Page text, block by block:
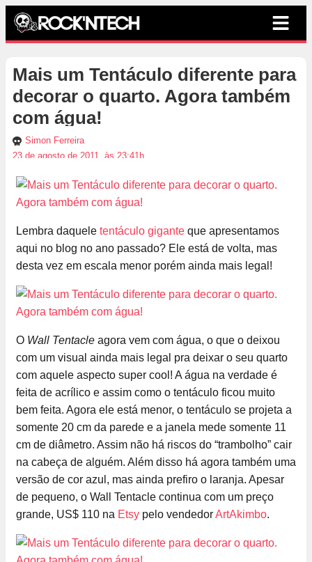
Mais um Tentáculo diferente para
decorar o quarto. Agora também
com água!
Simon Ferreira
23 de agosto de 2011, às 23:41h
Lembra daquele tentáculo gigante que apresentamos
aqui no blog no ano passado? Ele está de volta, mas
desta vez em escala menor porém ainda mais legal!
O Wall Tentacle agora vem com água, o que o deixou
com um visual ainda mais legal pra deixar o seu quarto
com aquele aspecto super cool! A água na verdade é
feita de acrílico e assim como o tentáculo ficou muito
bem feita. Agora ele está menor, o tentáculo se projeta a
somente 20 cm da parede e a janela mede somente 11
cm de diâmetro. Assim não há riscos do “trambolho” cair
na cabeça de alguém. Além disso há agora também uma
versão de cor azul, mas ainda prefiro o laranja. Apesar
de pequeno, o Wall Tentacle continua com um preço
grande, US$ 110 na Etsy pelo vendedorArtAkimbo.